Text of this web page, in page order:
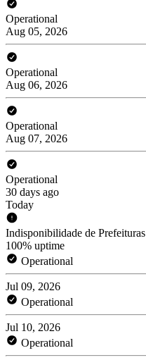
Operational
Aug 05, 2026
Operational
Aug 06, 2026
Operational
Aug 07, 2026
Operational
30 days ago
Today
Indisponibilidade de Prefeituras
100% uptime
Operational
Jul 09, 2026
Operational
Jul 10, 2026
Operational